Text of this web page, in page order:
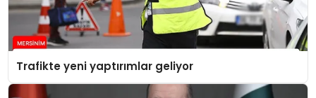
Trafikte yeni yaptırımlar geliyor